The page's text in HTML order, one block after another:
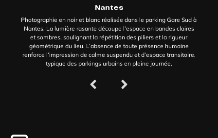
Nantes
Photographie en noir et blanc réalisée dans le parking Gare Sud à
Nantes. La lumière rasante découpe l’espace en bandes claires
et sombres, soulignant la répétition des piliers et la rigueur
géométrique du lieu. L’absence de toute présence humaine
renforce l’impression de calme suspendu et d’espace transitoire,
typique des parkings urbains en pleine journée.